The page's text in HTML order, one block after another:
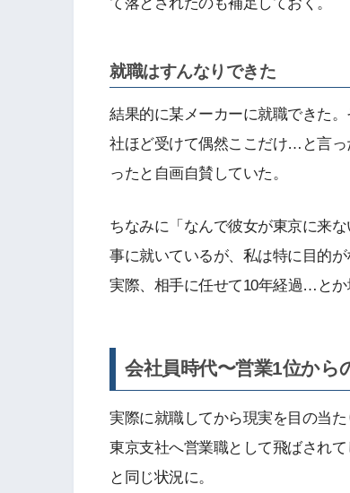
就職はすんなりできた
結果的に某メーカーに就職できた
社ほど受けて偶然ここだけ…と言っ
ったと自画自賛していた。
ちなみに「なんで彼女が東京に来
事に就いているが、私は特に目的
実際、相手に任せて10年経過…とか
会社員時代〜営業1位から
実際に就職してから現実を目の当
東京支社へ営業職として飛ばされ
と同じ状況に。